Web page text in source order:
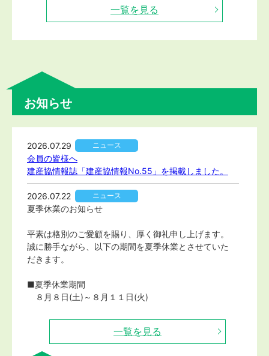
一覧を見る
お知らせ
2026.07.29 ニュース
会員の皆様へ
建産協情報誌「建産協情報No.55」を掲載しました。
2026.07.22 ニュース
夏季休業のお知らせ
平素は格別のご愛顧を賜り、厚く御礼申し上げます。
誠に勝手ながら、以下の期間を夏季休業とさせていた
だきます。
■夏季休業期間
８月８日(土)～８月１１日(火)
皆様には大変ご不便をおかけいたしますが、何卒宜し
くお願い申し上げます。
一覧を見る